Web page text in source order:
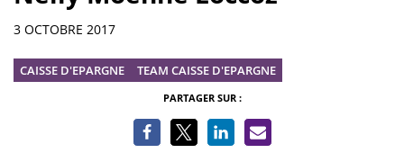
Informations
3 OCTOBRE 2017
CAISSE D'EPARGNE TEAM CAISSE D'EPARGNE
PARTAGER SUR :